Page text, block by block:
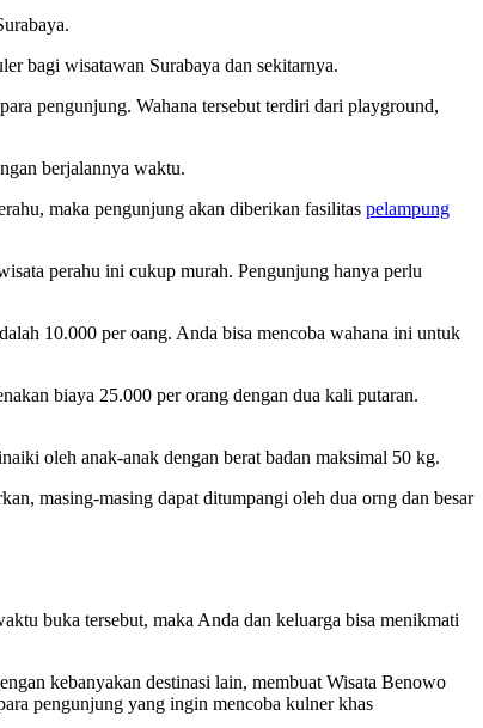
bagi wisatawan Surabaya dan sekitarnya.
pengunjung. Wahana tersebut terdiri dari playground,
berjalannya waktu.
maka pengunjung akan diberikan fasilitas pelampung
perahu ini cukup murah. Pengunjung hanya perlu
10.000 per oang. Anda bisa mencoba wahana ini untuk
biaya 25.000 per orang dengan dua kali putaran.
oleh anak-anak dengan berat badan maksimal 50 kg.
masing-masing dapat ditumpangi oleh dua orng dan besar
buka tersebut, maka Anda dan keluarga bisa menikmati
kebanyakan destinasi lain, membuat Wisata Benowo
pengunjung yang ingin mencoba kulner khas